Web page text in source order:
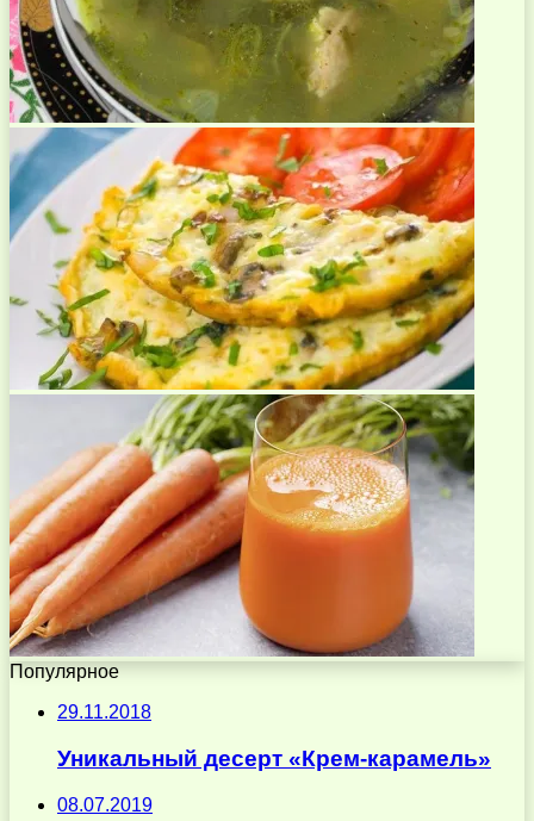
Популярное
29.11.2018
Уникальный десерт «Крем-карамель»
08.07.2019